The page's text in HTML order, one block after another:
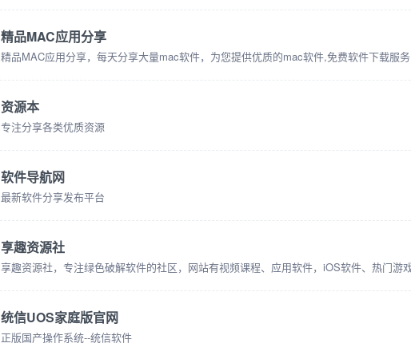
精品MAC应用分享
精品MAC应用分享，每天分享大量mac软件，为您提供优质的mac软件,免费软件下载服务
资源本
专注分享各类优质资源
软件导航网
最新软件分享发布平台
享趣资源社
统信UOS家庭版官网
正版国产操作系统--统信软件